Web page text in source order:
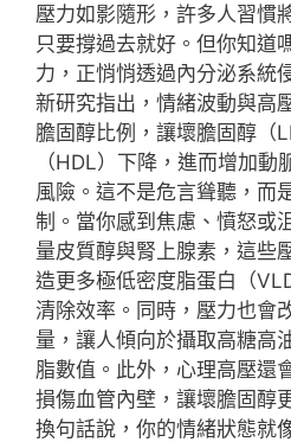
壓力如影隨形，許多人習慣
只要撐過去就好。但你知道
力，正悄悄透過內分泌系統
新研究指出，情緒波動與高
膽固醇比例，讓壞膽固醇（
（HDL）下降，進而增加動
風險。這不是危言聳聽，而
制。當你感到焦慮、憤怒或
量皮質醇與腎上腺素，這些
造更多極低密度脂蛋白（
清除效率。同時，壓力也會
量，讓人傾向於攝取高糖高
脂數值。此外，心理高壓還
損傷血管內壁，讓壞膽固醇
換句話說，你的情緒狀態就